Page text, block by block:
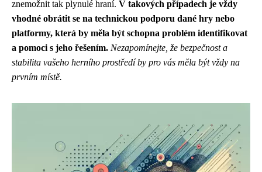
znemožnit tak plynulé hraní. V takových případech je vždy
vhodné obrátit se na technickou podporu dané hry nebo
platformy, která by měla být schopna problém identifikovat
a pomoci s jeho řešením. Nezapomínejte, že bezpečnost a
stabilita vašeho herního prostředí by pro vás měla být vždy na
prvním místě.